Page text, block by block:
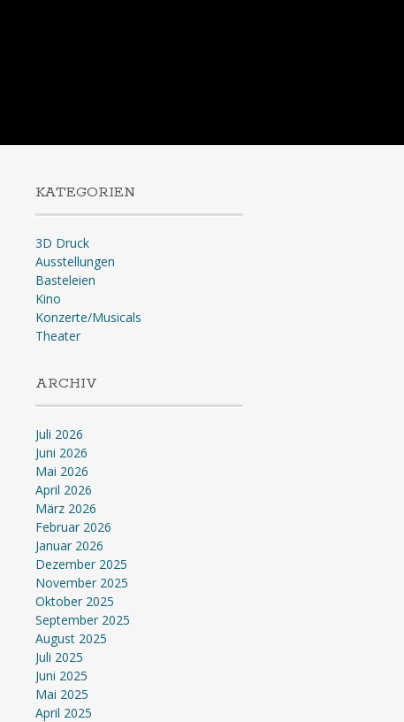
KATEGORIEN
3D Druck
Ausstellungen
Basteleien
Kino
Konzerte/Musicals
Theater
ARCHIV
Juli 2026
Juni 2026
Mai 2026
April 2026
März 2026
Februar 2026
Januar 2026
Dezember 2025
November 2025
Oktober 2025
September 2025
August 2025
Juli 2025
Juni 2025
Mai 2025
April 2025